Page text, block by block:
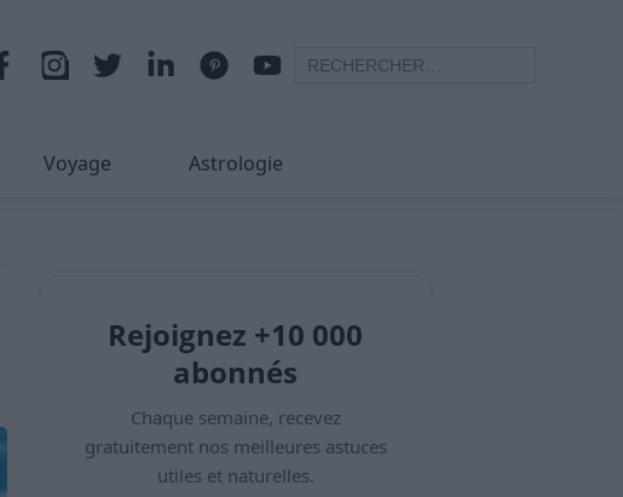
Voyage Astrologie
Rejoignez +10 000
abonnés
Chaque semaine, recevez
gratuitement nos meilleures astuces
utiles et naturelles.